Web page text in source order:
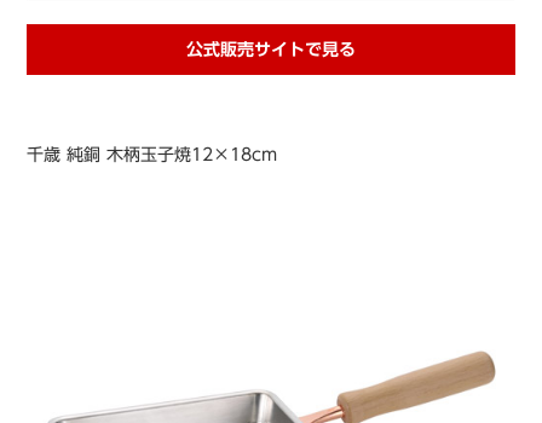
公式販売サイトで見る
千歳 純銅 木柄玉子焼12×18cm